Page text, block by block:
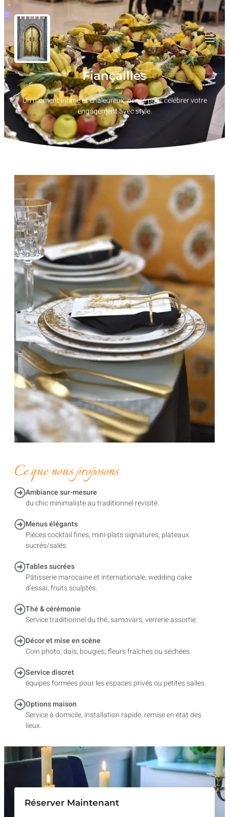
Fiançailles
Un moment intime et chaleureux, pensé pour célébrer votre
engagement avec style.
Ce que nous proposons
Ambiance sur-mesure
du chic minimaliste au traditionnel revisité.
Menus élégants
Pièces cocktail fines, mini-plats signatures, plateaux
sucrés/salés.
Tables sucrées
Pâtisserie marocaine et internationale, wedding cake
d’essai, fruits sculptés.
Thé & cérémonie
Service traditionnel du thé, samovars, verrerie assortie.
Décor et mise en scène
Coin photo, dais, bougies, fleurs fraîches ou séchées.
Service discret
équipes formées pour les espaces privés ou petites salles.
Options maison
Service à domicile, installation rapide, remise en état des
lieux.
Réserver Maintenant